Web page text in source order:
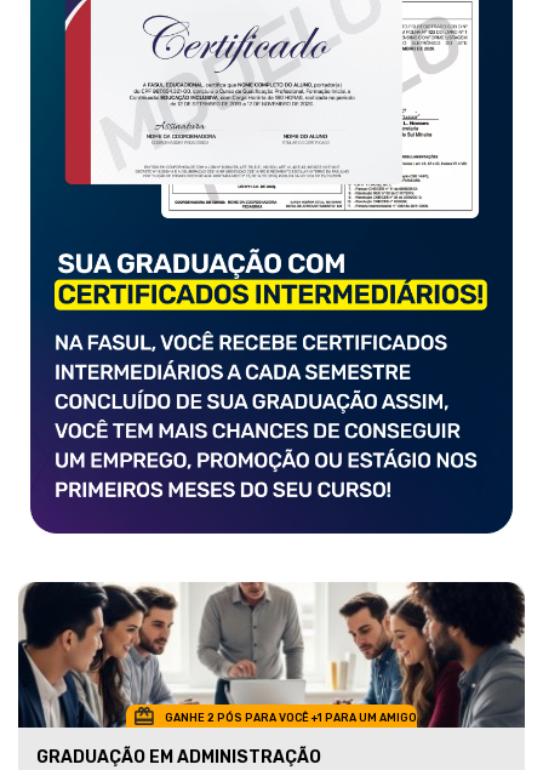
GANHE 2 PÓS PARA VOCÊ +1 PARA UM AMIGO
GRADUAÇÃO EM ADMINISTRAÇÃO